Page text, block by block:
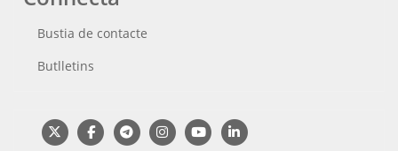
Bustia de contacte
Butlletins